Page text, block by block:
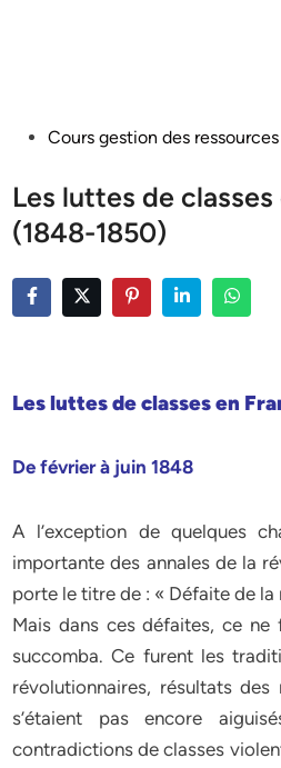
PostedCours gestion des
Les luttes de classes
(1848-1850)
Les luttes de classes en
De février à juin 1848
A l’exception de quelques
importante des annales de la
porte le titre de : « Défaite de
Mais dans ces défaites, ce
succomba. Ce furent les
révolutionnaires, résultats
s’étaient pas encore
contradictions de classes